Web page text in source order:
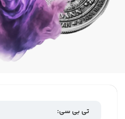
تی بی سی: